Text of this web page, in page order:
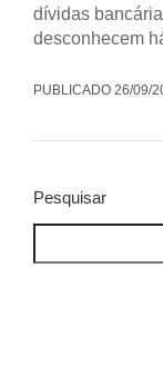
dívidas
desconhecem
PUBLICADO 26/09/
Pesquisar